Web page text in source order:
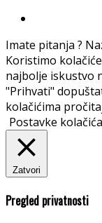
Imate pitanja ?
Koristimo
najbolje iskustvo
"Prihvati"
kolačićima
Postavke kolačića
Zatvori
Pregled privatnosti